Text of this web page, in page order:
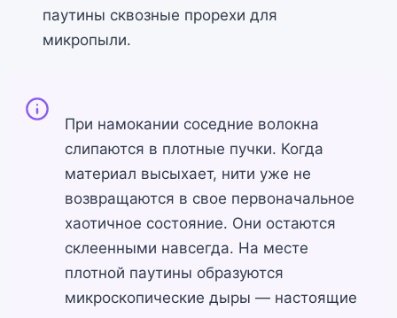
паутины сквозные прорехи для
микропыли.
При намокании соседние волокна
слипаются в плотные пучки. Когда
материал высыхает, нити уже не
возвращаются в свое первоначальное
хаотичное состояние. Они остаются
склеенными навсегда. На месте
плотной паутины образуются
микроскопические дыры — настоящие